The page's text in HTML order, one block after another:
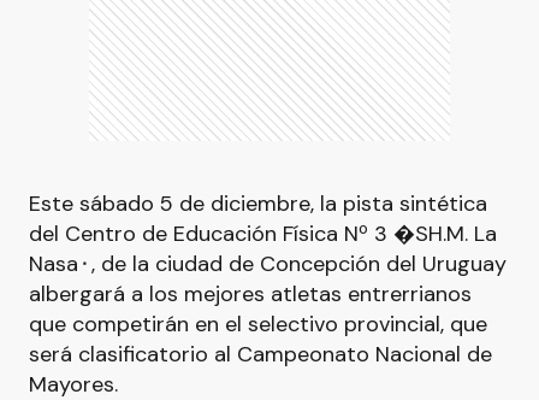
Este sábado 5 de diciembre, la pista sintética
del Centro de Educación Física Nº 3 �SH.M. La
Nasa⬝, de la ciudad de Concepción del Uruguay
albergará a los mejores atletas entrerrianos
que competirán en el selectivo provincial, que
será clasificatorio al Campeonato Nacional de
Mayores.